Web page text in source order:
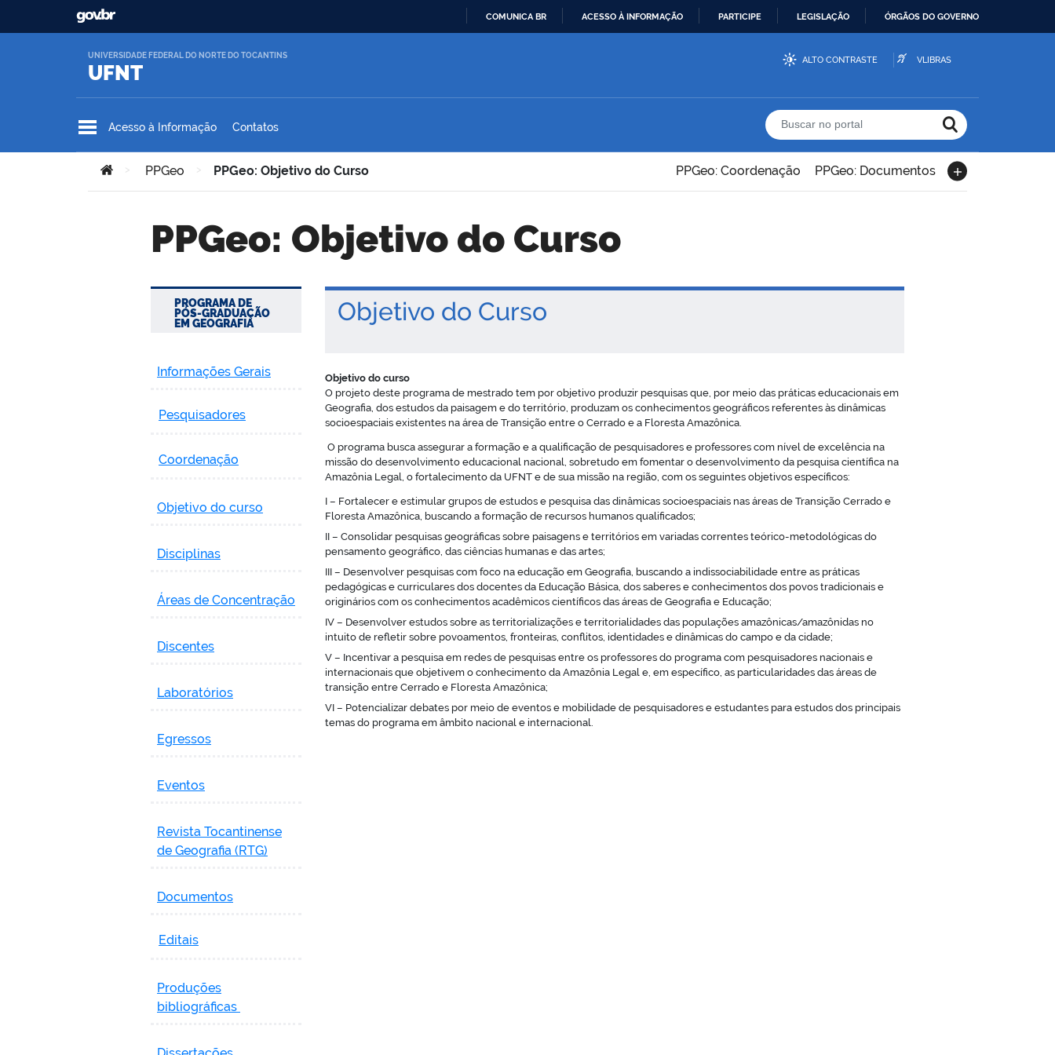
Ir para o conteúdo
CONTEÚDO
COMUNICA BR ACESSO À INFORMAÇÃO PARTICIPE LEGISLAÇÃO ÓRGÃOS DO GOVERNO
UNIVERSIDADE FEDERAL DO NORTE DO TOCANTINS
UFNT
ALTO CONTRASTE VLIBRAS
Acesso à Informação Contatos Buscar no portal
Você está aqui:
> PPGeo > PPGeo: Objetivo do Curso PPGeo: Coordenação PPGeo: Documentos
PPGeo: Objetivo do Curso
PROGRAMA DE
PÓS-GRADUAÇÃO
EM GEOGRAFIA
Informações Gerais
Pesquisadores
Coordenação
Objetivo do curso
Disciplinas
Áreas de Concentração
Discentes
Laboratórios
Egressos
Eventos
Revista Tocantinense
de Geografia (RTG)
Documentos
Editais
Produções
bibliográficas
Objetivo do Curso
Objetivo do curso
O projeto deste programa de mestrado tem por objetivo produzir pesquisas que, por meio das práticas educacionais em
Geografia, dos estudos da paisagem e do território, produzam os conhecimentos geográficos referentes às dinâmicas
socioespaciais existentes na área de Transição entre o Cerrado e a Floresta Amazônica.
O programa busca assegurar a formação e a qualificação de pesquisadores e professores com nível de excelência na
missão do desenvolvimento educacional nacional, sobretudo em fomentar o desenvolvimento da pesquisa científica na
Amazônia Legal, o fortalecimento da UFNT e de sua missão na região, com os seguintes objetivos específicos:
I – Fortalecer e estimular grupos de estudos e pesquisa das dinâmicas socioespaciais nas áreas de Transição Cerrado e
Floresta Amazônica, buscando a formação de recursos humanos qualificados;
II – Consolidar pesquisas geográficas sobre paisagens e territórios em variadas correntes teórico-metodológicas do
pensamento geográfico, das ciências humanas e das artes;
III – Desenvolver pesquisas com foco na educação em Geografia, buscando a indissociabilidade entre as práticas
pedagógicas e curriculares dos docentes da Educação Básica, dos saberes e conhecimentos dos povos tradicionais e
originários com os conhecimentos acadêmicos científicos das áreas de Geografia e Educação;
IV – Desenvolver estudos sobre as territorializações e territorialidades das populações amazônicas/amazônidas no
intuito de refletir sobre povoamentos, fronteiras, conflitos, identidades e dinâmicas do campo e da cidade;
V – Incentivar a pesquisa em redes de pesquisas entre os professores do programa com pesquisadores nacionais e
internacionais que objetivem o conhecimento da Amazônia Legal e, em específico, as particularidades das áreas de
transição entre Cerrado e Floresta Amazônica;
VI – Potencializar debates por meio de eventos e mobilidade de pesquisadores e estudantes para estudos dos principais
temas do programa em âmbito nacional e internacional.